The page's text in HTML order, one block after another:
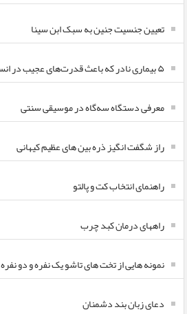
تعیین جنسیت جنین به سبک ابن سینا
۵ بیماری نادر که باعث قدرت‌های عجیب در انسان می‌شود!
معرفی دستگاه سه‌گاه در موسیقی سنتی
راز شگفت انگیز ذره بین های عظیم کیهانی
راهنمای انتخاب کت و پالتو
راههای درمان کبد چرب
نمونه هایی از تخت های تاشو یک نفره و دو نفره
دعای زبان بند دشمنان